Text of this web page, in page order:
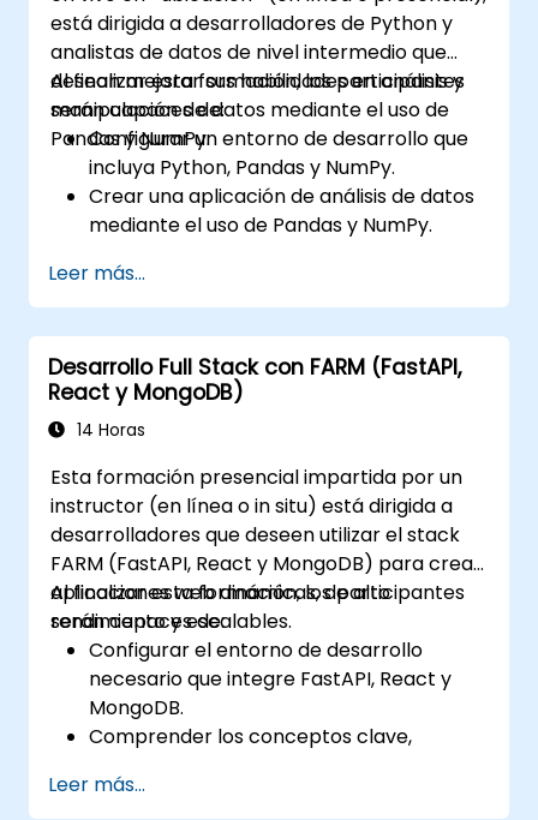
está dirigida a desarrolladores de Python y
analistas de datos de nivel intermedio que
desean mejorar sus habilidades en análisis y
manipulación de datos mediante el uso de
Pandas y NumPy.
Al finalizar esta formación, los participantes
serán capaces de:
Configurar un entorno de desarrollo que
incluya Python, Pandas y NumPy.
Crear una aplicación de análisis de datos
mediante el uso de Pandas y NumPy.
limpieza, clasificación y filtrado de datos.
Llevar a cabo operaciones de agregación
y analizar series temporales.
Visualizar datos utilizando Matplotlib y
otras bibliotecas de visualización.
Depurar y optimizar su código de análisis
Leer más...
Desarrollo Full Stack con FARM (FastAPI,
React y MongoDB)
14 Horas
Esta formación presencial impartida por un
instructor (en línea o in situ) está dirigida a
desarrolladores que deseen utilizar el stack
FARM (FastAPI, React y MongoDB) para crear
aplicaciones web dinámicas, de alto
rendimiento y escalables.
Al finalizar esta formación, los participantes
serán capaces de:
Configurar el entorno de desarrollo
necesario que integre FastAPI, React y
MongoDB.
Comprender los conceptos clave,
FARM.
Leer más...